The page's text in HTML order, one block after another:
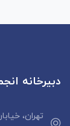
دبیرخانه
تهران،